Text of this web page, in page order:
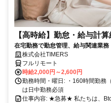
【高時給】勤怠・給与計
在宅勤務で勤怠管理、給与関連業
稼ぎたい方、注目！
株式会社TIMERS
フルリモート
時給2,000円～2,600円
勤務時間・曜日: ・160時間勤務
は日中勤務必須
仕事内容: ★急募★ 私たちは、